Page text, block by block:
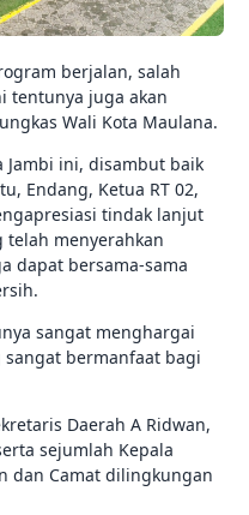
berjalan, salah
tentunya juga akan
Wali Kota Maulana.
Jambi ini, disambut baik
Endang, Ketua RT 02,
tindak lanjut
telah menyerahkan
dapat bersama-sama
sangat menghargai
sangat bermanfaat bagi
Daerah A Ridwan,
sejumlah Kepala
dan Camat dilingkungan